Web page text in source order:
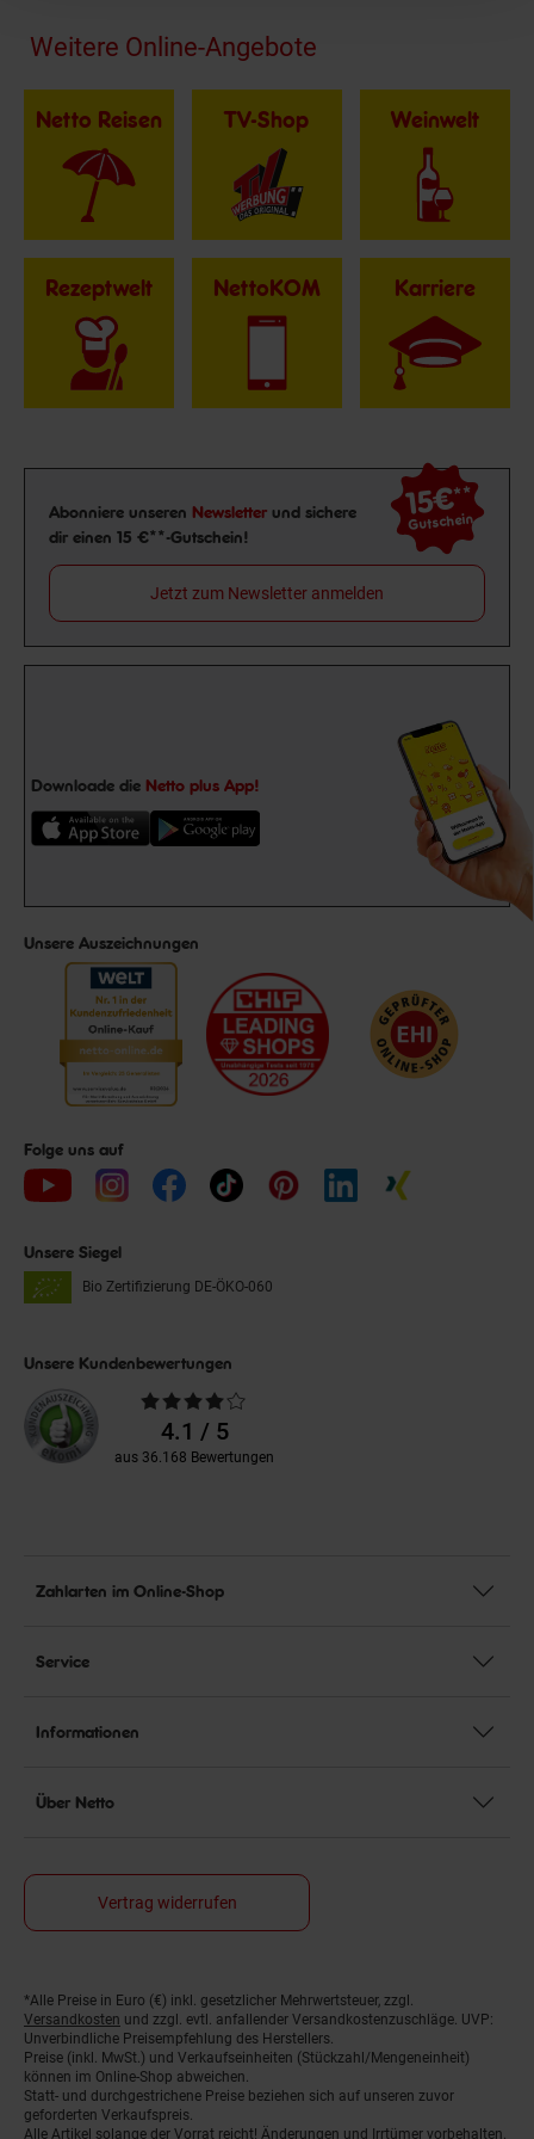
Fußzeile
Weitere Online-Angebote
Netto Reisen TV-Shop Weinwelt
Rezeptwelt NettoKOM Karriere
Newsletter Anmeldung
Abonniere unseren Newsletter und sichere
dir einen 15 €**-Gutschein!
15€**
Gutschein
Jetzt zum Newsletter anmelden
Downloade die Netto plus App!
Unsere Auszeichnungen
Folge uns auf
Unsere Siegel
Bio Zertifizierung DE-ÖKO-060
Unsere Kundenbewertungen
Durchschnittliche
Bewertungen4.1 / 5
aus 36.168 Bewertungen
Zahlarten im Online-Shop
Service
Informationen
Über Netto
Vertrag widerrufen
Fußnoten
*Alle Preise in Euro (€) inkl. gesetzlicher Mehrwertsteuer, zzgl.
Versandkosten und zzgl. evtl. anfallender Versandkostenzuschläge. UVP:
Unverbindliche Preisempfehlung des Herstellers.
Preise (inkl. MwSt.) und Verkaufseinheiten (Stückzahl/Mengeneinheit)
können im Online-Shop abweichen.
Statt- und durchgestrichene Preise beziehen sich auf unseren zuvor
geforderten Verkaufspreis.
Alle Artikel solange der Vorrat reicht! Änderungen und Irrtümer vorbehalten.